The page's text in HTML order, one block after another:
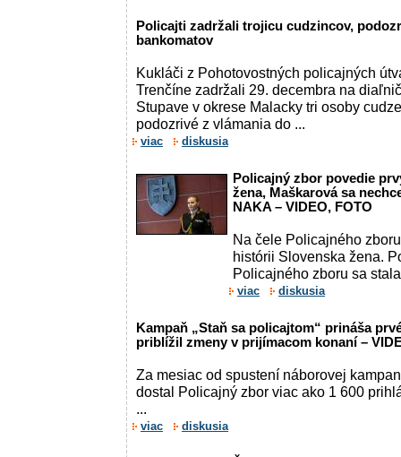
Policajti zadržali trojicu cudzincov,
bankomatov
Kukláči z Pohotovostných policajných
Trenčíne zadržali 29. decembra na
Stupave v okrese Malacky tri osoby
podozrivé z vlámania do ...
viac diskusia
Policajný zbor povedie
žena, Maškarová sa
NAKA – VIDEO, FOTO
Na čele Policajného
histórii Slovenska žena.
Policajného zboru sa
viac diskusia
Kampaň „Staň sa policajtom“ prináša
priblížil zmeny v prijímacom konaní –
Za mesiac od spustení náborovej
dostal Policajný zbor viac ako 1 600
...
viac diskusia